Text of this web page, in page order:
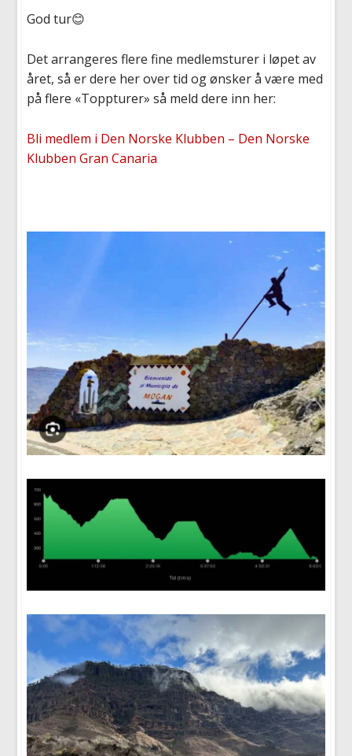
God tur😊
Det arrangeres flere fine medlemsturer i løpet av
året, så er dere her over tid og ønsker å være med
på flere «Toppturer» så meld dere inn her:
Bli medlem i Den Norske Klubben – Den Norske
Klubben Gran Canaria